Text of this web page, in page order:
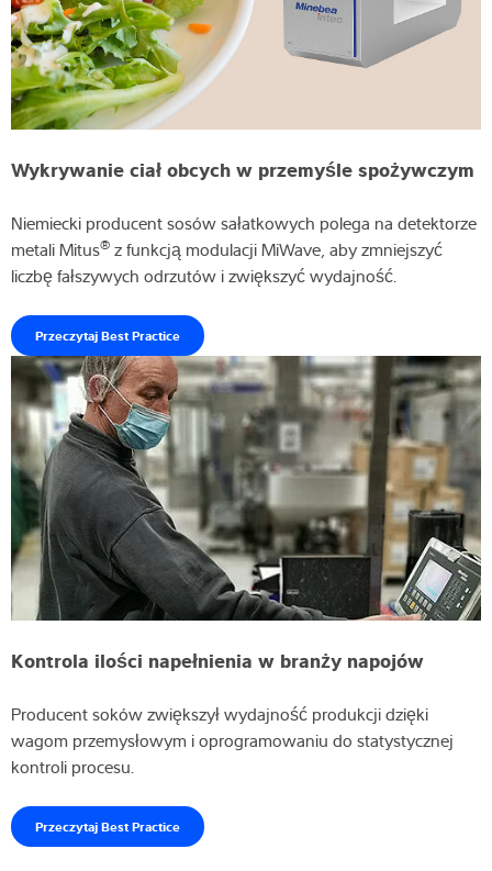
Wykrywanie ciał obcych w przemyśle spożywczym
Niemiecki producent sosów sałatkowych polega na detektorze
metali Mitus® z funkcją modulacji MiWave, aby zmniejszyć
liczbę fałszywych odrzutów i zwiększyć wydajność.
Przeczytaj Best Practice
Kontrola ilości napełnienia w branży napojów
Producent soków zwiększył wydajność produkcji dzięki
wagom przemysłowym i oprogramowaniu do statystycznej
kontroli procesu.
Przeczytaj Best Practice